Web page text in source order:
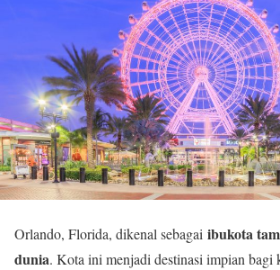
Orlando, Florida, dikenal sebagai ibukota
dunia. Kota ini menjadi destinasi impian bagi